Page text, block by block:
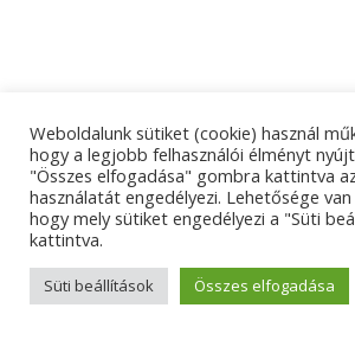
Weboldalunk sütiket (cookie) használ
hogy a legjobb felhasználói élményt
"Összes elfogadása" gombra kattintva
használatát engedélyezi. Lehetősége
hogy mely sütiket engedélyezi a "Süti
kattintva.
Süti beállítások Összes elfogadása